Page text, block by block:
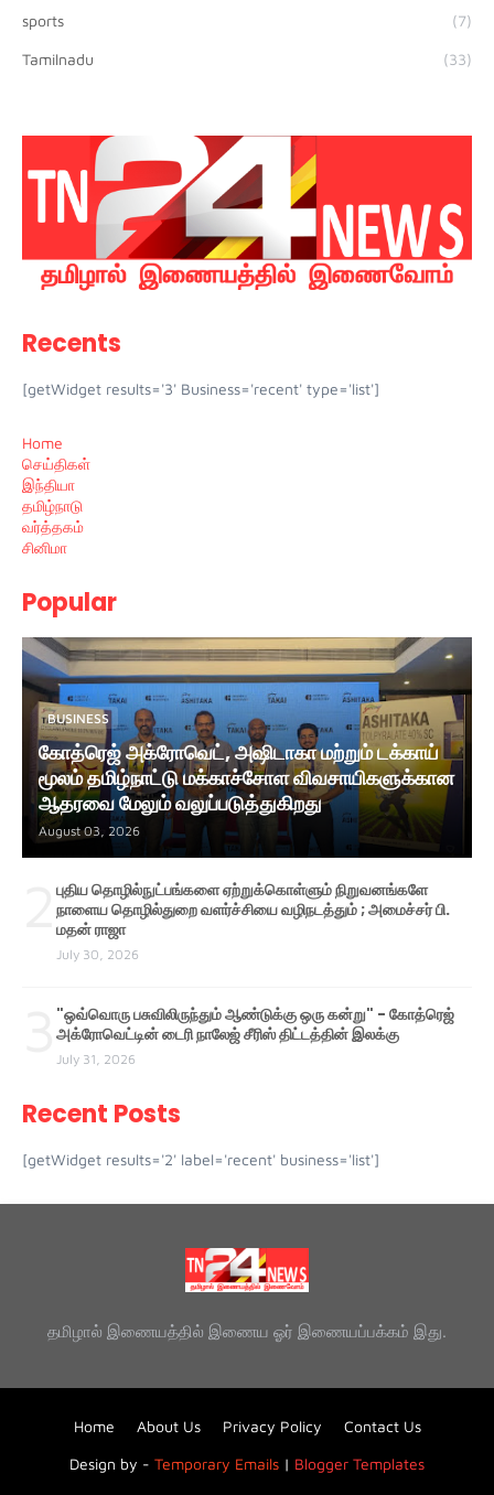
sports (7)
Tamilnadu (33)
Recents
[getWidget results='3' Business='recent' type='list']
Home
செய்திகள்
இந்தியா
தமிழ்நாடு
வர்த்தகம்
சினிமா
Popular
BUSINESS
கோத்ரெஜ் அக்ரோவெட், அஷிடாகா மற்றும் டக்காய்
மூலம் தமிழ்நாட்டு மக்காச்சோள விவசாயிகளுக்கான
ஆதரவை மேலும் வலுப்படுத்துகிறது
August 03, 2026
புதிய தொழில்நுட்பங்களை ஏற்றுக்கொள்ளும் நிறுவனங்களே
நாளைய தொழில்துறை வளர்ச்சியை வழிநடத்தும் ; அமைச்சர் பி.
மதன் ராஜா
July 30, 2026
"ஒவ்வொரு பசுவிலிருந்தும் ஆண்டுக்கு ஒரு கன்று" - கோத்ரெஜ்
அக்ரோவெட்டின் டைரி நாலேஜ் சீரிஸ் திட்டத்தின் இலக்கு
July 31, 2026
Recent Posts
[getWidget results='2' label='recent' business='list']
தமிழால் இணையத்தில் இணைய ஓர் இணையப்பக்கம் இது.
Design by - Temporary Emails | Blogger Templates
Home About Us Privacy Policy Contact Us